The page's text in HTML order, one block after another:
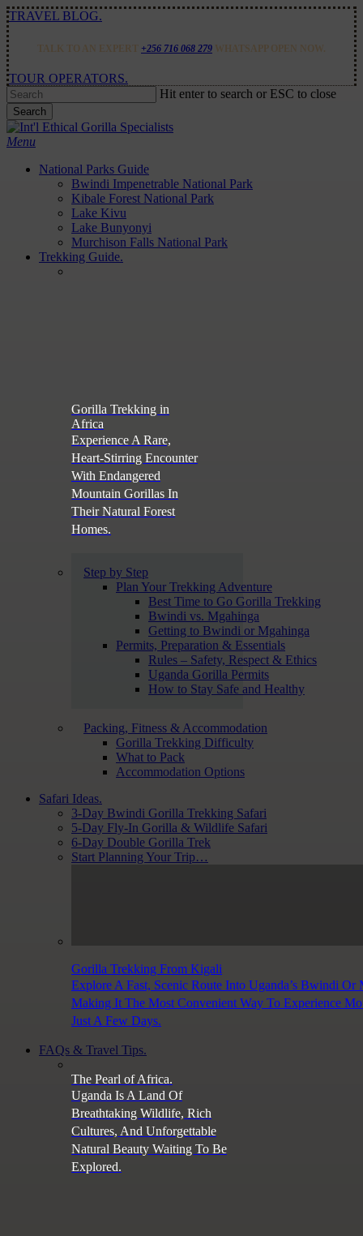
Skip
to
main
content
TRAVEL BLOG.
TALK TO AN EXPERT +256 716 068 279 WHATSAPP OPEN NOW.
TOUR OPERATORS.
Hit enter to search or ESC to close
Search
Close
Search
Menu
National Parks Guide
Bwindi Impenetrable National Park
Kibale Forest National Park
Lake Kivu
Lake Bunyonyi
Murchison Falls National Park
Trekking Guide.
Gorilla Trekking in
Africa
Experience A Rare,
Heart-Stirring Encounter
With Endangered
Mountain Gorillas In
Their Natural Forest
Homes.
Step by Step
Plan Your Trekking Adventure
Best Time to Go Gorilla Trekking
Bwindi vs. Mgahinga
Getting to Bwindi or Mgahinga
Permits, Preparation & Essentials
Rules – Safety, Respect & Ethics
Uganda Gorilla Permits
How to Stay Safe and Healthy
Packing, Fitness & Accommodation
Gorilla Trekking Difficulty
What to Pack
Accommodation Options
Safari Ideas.
3-Day Bwindi Gorilla Trekking Safari
5-Day Fly-In Gorilla & Wildlife Safari
6-Day Double Gorilla Trek
Start Planning Your Trip…
Gorilla Trekking From Kigali
Explore A Fast, Scenic Route Into Uganda’s Bwindi Or
Making It The Most Convenient Way To Experience
Just A Few Days.
FAQs & Travel Tips.
The Pearl of Africa.
Uganda Is A Land Of
Breathtaking Wildlife, Rich
Cultures, And Unforgettable
Natural Beauty Waiting To Be
Explored.